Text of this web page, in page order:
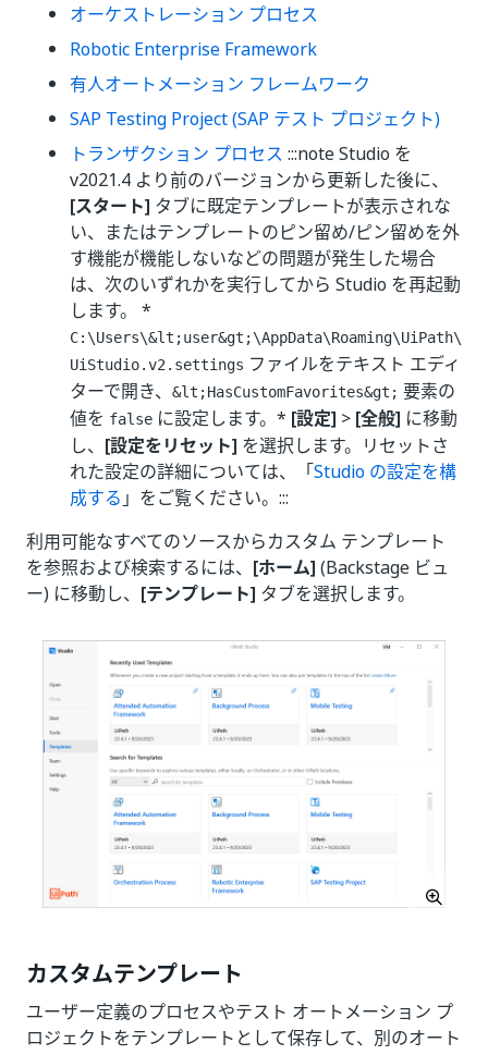
オーケストレーション プロセス
Robotic Enterprise Framework
有人オートメーション フレームワーク
SAP Testing Project (SAP テスト プロジェクト)
トランザクション プロセス :::note Studio を
v2021.4 より前のバージョンから更新した後に、
[スタート] タブに既定テンプレートが表示されな
い、またはテンプレートのピン留め/ピン留めを外
す機能が機能しないなどの問題が発生した場合
は、次のいずれかを実行してから Studio を再起動
します。 *
C:\Users\&lt;user&gt;\AppData\Roaming\UiPath\
UiStudio.v2.settings ファイルをテキスト エディ
ターで開き、
&lt;HasCustomFavorites&gt; 要素の
値を false に設定します。* [設定] > [全般] に移動
し、 [設定をリセット] を選択します。リセットさ
れた設定の詳細については、「Studio の設定を構
成する 」をご覧ください。:::
利用可能なすべてのソースからカスタム テンプレート
を参照および検索するには、 [ホーム] (Backstage ビュ
ー) に移動し、 [テンプレート] タブを選択します。
カスタムテンプレート
ユーザー定義のプロセスやテスト オートメーション プ
ロジェクトをテンプレートとして保存して、別のオート